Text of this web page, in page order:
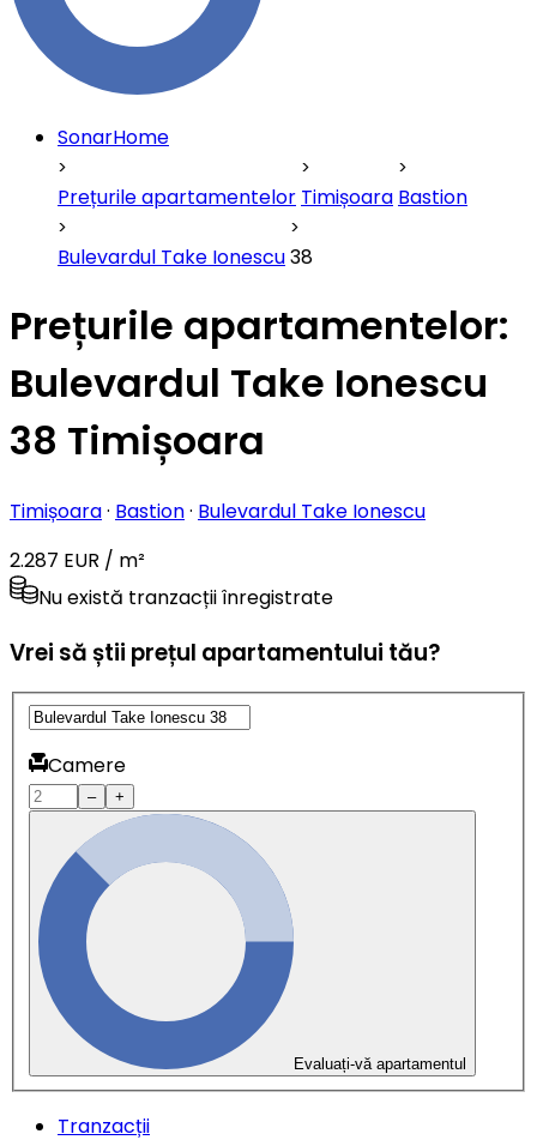
SonarHome
Prețurile apartamentelor Timișoara Bastion
Bulevardul Take Ionescu38
Prețurile apartamentelor:
Bulevardul Take Ionescu
38 Timișoara
Timișoara· Bastion· Bulevardul Take Ionescu
2.287 EUR / m²
Nu există tranzacții înregistrate
Vrei să știi prețul apartamentului tău?
Camere
– +
Evaluați-vă apartamentul
Tranzacții